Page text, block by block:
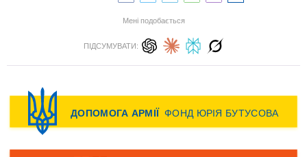
Мені подобається
ПІДСУМУВАТИ: